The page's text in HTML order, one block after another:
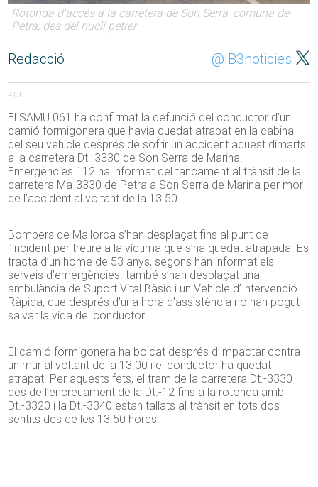
Rotonda d'accés a la carretera de Son Serra, comuna de
Petra, des del nucli petrer
Redacció @IB3noticies
413
El SAMU 061 ha confirmat la defunció del conductor d’un
camió formigonera que havia quedat atrapat en la cabina
del seu vehicle després de sofrir un accident aquest dimarts
a la carretera Dt.-3330 de Son Serra de Marina.
Emergències 112 ha informat del tancament al trànsit de la
carretera Ma-3330 de Petra a Son Serra de Marina per mor
de l’accident al voltant de la 13.50.
Bombers de Mallorca s’han desplaçat fins al punt de
l’incident per treure a la víctima que s’ha quedat atrapada. Es
tracta d’un home de 53 anys, segons han informat els
serveis d’emergències. també s’han desplaçat una
ambulància de Suport Vital Bàsic i un Vehicle d’Intervenció
Ràpida, que després d’una hora d’assistència no han pogut
salvar la vida del conductor.
El camió formigonera ha bolcat després d’impactar contra
un mur al voltant de la 13.00 i el conductor ha quedat
atrapat. Per aquests fets, el tram de la carretera Dt.-3330
des de l’encreuament de la Dt.-12 fins a la rotonda amb
Dt.-3320 i la Dt.-3340 estan tallats al trànsit en tots dos
sentits des de les 13.50 hores.